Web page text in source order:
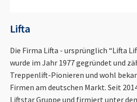
Lifta
Die Firma Lifta - ursprünglich “Lifta
wurde im Jahr 1977 gegründet und
Treppenlift-Pionieren und wohl
Firmen am deutschen Markt. Seit
Liftstar Gruppe und firmiert unter